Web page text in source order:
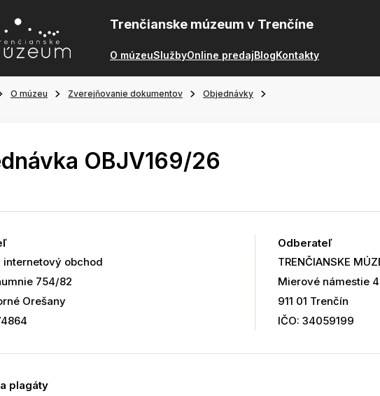
Trenčianske múzeum v Trenčíne
O múzeuSlužbyOnline predajBlogKontakty
O múzeu Zverejňovanie dokumentov Objednávky
OBJV169/26
internetový obchod
754/82
Orešany
Odberateľ
TRENČIANSKE
Mierové námestie
911 01 Trenčín
IČO: 34059199
plagáty